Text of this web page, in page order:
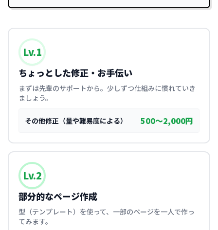
Lv.1
ちょっとした修正・お手伝い
まずは先輩のサポートから。少しずつ仕組みに慣れていき
ましょう。
その他修正（量や難易度による） 500〜2,000円
Lv.2
部分的なページ作成
型（テンプレート）を使って、一部のページを一人で作っ
てみます。